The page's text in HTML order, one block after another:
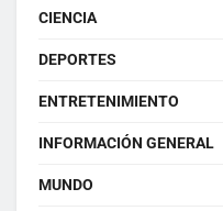
CIENCIA
DEPORTES
ENTRETENIMIENTO
INFORMACIÓN GENERAL
MUNDO